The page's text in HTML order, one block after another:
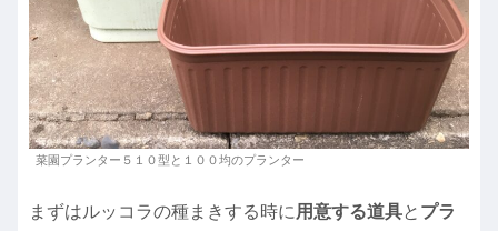
菜園プランター５１０型と１００均のプランター
まずはルッコラの種まきする時に 用意する道具と プラ